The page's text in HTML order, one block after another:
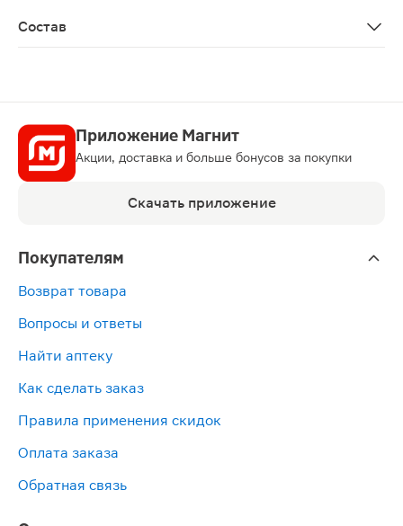
Состав
Приложение Магнит
Акции, доставка и больше бонусов за покупки
Скачать приложение
Покупателям
Возврат товара
Вопросы и ответы
Найти аптеку
Как сделать заказ
Правила применения скидок
Оплата заказа
Обратная связь